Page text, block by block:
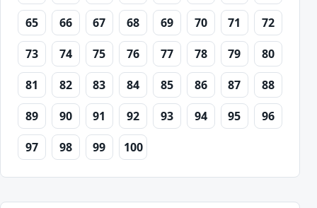
65
66 67 68 69 70 71
72
73
74 75 76 77 78 79
80
81
82 83 84 85 86 87
88
89
90 91 92 93 94 95
96
97
98 99 100